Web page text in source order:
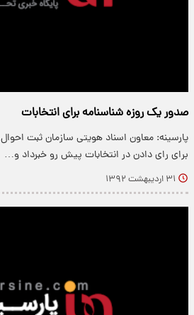
صدور یک روزه شناسنامه برای انتخابات
پارسینه: معاون اسناد هویتی سازمان ثبت
برای رای دادن در انتخابات پیش رو خبرداد و…
۳۱ اردیبهشت ۱۳۹۲